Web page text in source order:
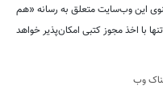
این وب‌سایت متعلق به رسانه «هم
با اخذ مجوز کتبی امکان‌پذیر خواهد
وب